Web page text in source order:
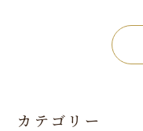
カテゴリー